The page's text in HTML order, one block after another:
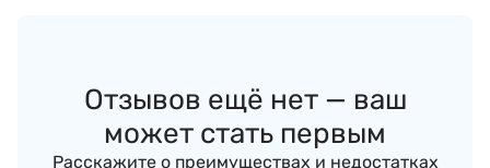
Отзывов ещё нет — ваш
может стать первым
Расскажите о преимуществах и недостатках